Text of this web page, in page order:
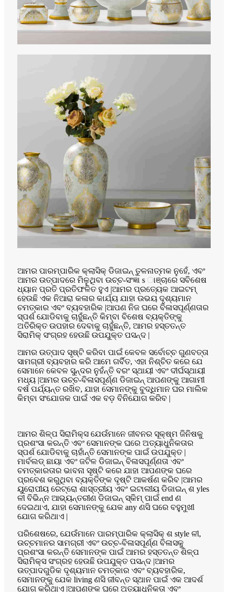
ଆମର ପାରମ୍ପାରିକ କ୍ଲାସିକ୍ ଡିଜାଇନ୍ ତୁଳନାତ୍ମକ ନୁହେଁ, ଏବଂ
ଆମର ଉତ୍ପାଦରେ ମିଳୁଥିବା ଉଚ୍ଚ-ସଂଜ୍ଞା s ାଞ୍ଚାରେ ସବିଶେଷ
ଧ୍ୟାନ ପ୍ରତି ପ୍ରତିଫଳିତ ହୁଏ |ଆମର ପ୍ରତ୍ୟେକ ଆଇଟମ୍
ହେଉଛି ଏକ ନିଆରା କଳାର କାର୍ଯ୍ୟ ଯାହା ଉଭୟ ଦୃଶ୍ୟମାନ
ଚମତ୍କାର ଏବଂ ବ୍ୟବହାରିକ |ଆପଣ ନିଜ ଘରେ ବିଳାସପୂର୍ଣ୍ଣତାର
ସ୍ପର୍ଶ ଯୋଡିବାକୁ ଚାହୁଁଛନ୍ତି କିମ୍ବା ବିଶେଷ ବ୍ୟକ୍ତିଙ୍କୁ
ଅତିରିକ୍ତ ଉପହାର ଦେବାକୁ ଚାହୁଁଛନ୍ତି, ଆମର ହସ୍ତତନ୍ତ
ସିରାମିକ୍ ସଂଗ୍ରହ ହେଉଛି ଉପଯୁକ୍ତ ପସନ୍ଦ |
ଆମର ଉତ୍ପାଦ ସୃଷ୍ଟି କରିବା ପାଇଁ କେବଳ ସର୍ବୋଚ୍ଚ ଗୁଣବତ୍ତା
ସାମଗ୍ରୀ ବ୍ୟବହାର କରି ଆମେ ଗର୍ବିତ, ଏହା ନିଶ୍ଚିତ କରେ ଯେ
ସେମାନେ କେବଳ ସୁନ୍ଦର ନୁହଁନ୍ତି ବରଂ ସ୍ଥାୟୀ ଏବଂ ଦୀର୍ଘସ୍ଥାୟୀ
ମଧ୍ୟ |ଆମର ଉଚ୍ଚ-ବିଳାସପୂର୍ଣ୍ଣ ଡିଜାଇନ୍ ଆପଣଙ୍କୁ ଆଗାମୀ
ବର୍ଷ ପର୍ଯ୍ୟନ୍ତ ରଖିବ, ଯାହା ସେମାନଙ୍କୁ ବୁଦ୍ଧିମାନ ଘର ମାଲିକ
କିମ୍ବା ସଂଯୋଜକ ପାଇଁ ଏକ ବଡ଼ ବିନିଯୋଗ କରିବ |
ଆମର ଶିଳ୍ପ ସିରାମିକ୍ସ ଯେଉଁମାନେ ଜୀବନର ସୂକ୍ଷ୍ମ ଜିନିଷକୁ
ପ୍ରଶଂସା କରନ୍ତି ଏବଂ ସେମାନଙ୍କ ଘରେ ଅତ୍ୟାଧୁନିକତାର
ସ୍ପର୍ଶ ଯୋଡିବାକୁ ଚାହାଁନ୍ତି ସେମାନଙ୍କ ପାଇଁ ଉପଯୁକ୍ତ |
ମାର୍ବଲଡ୍ ଛାୟା ଏବଂ ଜଟିଳ ଡିଜାଇନ୍ ବିଳାସପୂର୍ଣ୍ଣତା ଏବଂ
ଚମତ୍କାରତାର ଭାବନା ସୃଷ୍ଟି କରେ ଯାହା ଆପଣଙ୍କ ଘରେ
ପ୍ରବେଶ କରୁଥିବା ବ୍ୟକ୍ତିଙ୍କ ଦୃଷ୍ଟି ଆକର୍ଷଣ କରିବ |ଆମର
ୟୁରୋପୀୟ ରେଟ୍ରୋ ଶାସ୍ତ୍ରୀୟ ଏବଂ ଇଟାଲୀୟ ଡିଜାଇନ୍ ଶ yles
ଳୀ ବିଭିନ୍ନ ଆଭ୍ୟନ୍ତରୀଣ ଡିଜାଇନ୍ ସ୍କିମ୍ ପାଇଁ end ଣ
ଦେଇଥାଏ, ଯାହା ସେମାନଙ୍କୁ ଯେକ any ଣସି ଘରେ ବହୁମୁଖୀ
ଯୋଗ କରିଥାଏ |
ପରିଶେଷରେ, ଯେଉଁମାନେ ପାରମ୍ପାରିକ କ୍ଲାସିକ୍ ଶ style ଳୀ,
ଉଚ୍ଚମାନର ସାମଗ୍ରୀ ଏବଂ ଉଚ୍ଚ-ବିଳାସପୂର୍ଣ୍ଣ ବିଳାସକୁ
ପ୍ରଶଂସା କରନ୍ତି ସେମାନଙ୍କ ପାଇଁ ଆମର ହସ୍ତତନ୍ତ ଶିଳ୍ପ
ସିରାମିକ୍ସ ସଂଗ୍ରହ ହେଉଛି ଉପଯୁକ୍ତ ପସନ୍ଦ |ଆମର
ଉତ୍ପାଦଗୁଡିକ ଦୃଶ୍ୟମାନ ଚମତ୍କାର ଏବଂ ବ୍ୟବହାରିକ,
ସେମାନଙ୍କୁ ଯେକ living ଣସି ଜୀବନ୍ତ ସ୍ଥାନ ପାଇଁ ଏକ ଆଦର୍ଶ
ଯୋଗ କରିଥାଏ |ଆପଣଙ୍କ ଘରେ ଅତ୍ୟାଧୁନିକତା ଏବଂ